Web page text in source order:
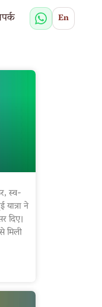
En
स्व-
ने
दिए।
मिली